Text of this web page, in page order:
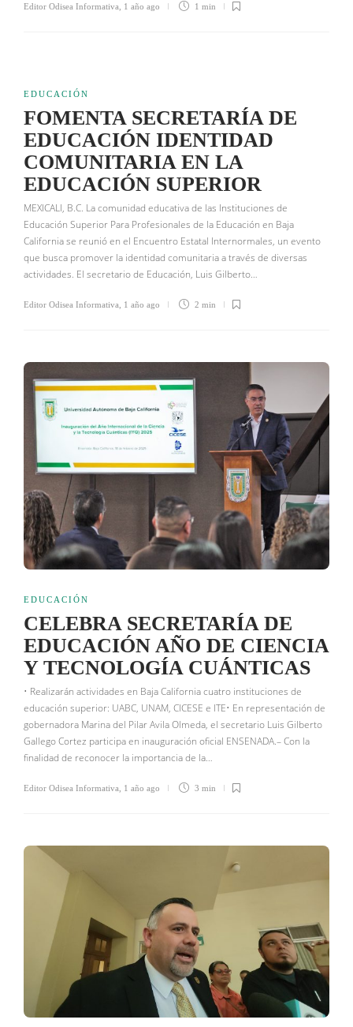
Editor Odisea Informativa 1 año ago 1 min
EDUCACIÓN
FOMENTA SECRETARÍA DE
EDUCACIÓN IDENTIDAD
COMUNITARIA EN LA
EDUCACIÓN SUPERIOR
MEXICALI, B.C. La comunidad educativa de las Instituciones de
Educación Superior Para Profesionales de la Educación en Baja
California se reunió en el Encuentro Estatal Internormales, un evento
que busca promover la identidad comunitaria a través de diversas
actividades. El secretario de Educación, Luis Gilberto…
Editor Odisea Informativa 1 año ago 2 min
EDUCACIÓN
CELEBRA SECRETARÍA DE
EDUCACIÓN AÑO DE CIENCIA
Y TECNOLOGÍA CUÁNTICAS
• Realizarán actividades en Baja California cuatro instituciones de
educación superior: UABC, UNAM, CICESE e ITE• En representación de
gobernadora Marina del Pilar Avila Olmeda, el secretario Luis Gilberto
Gallego Cortez participa en inauguración oficial ENSENADA.– Con la
finalidad de reconocer la importancia de la…
Editor Odisea Informativa 1 año ago 3 min